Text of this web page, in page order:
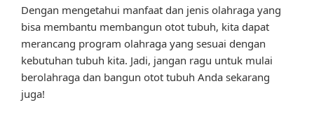
Dengan mengetahui manfaat dan jenis olahraga yang
bisa membantu membangun otot tubuh, kita dapat
merancang program olahraga yang sesuai dengan
kebutuhan tubuh kita. Jadi, jangan ragu untuk mulai
berolahraga dan bangun otot tubuh Anda sekarang
juga!